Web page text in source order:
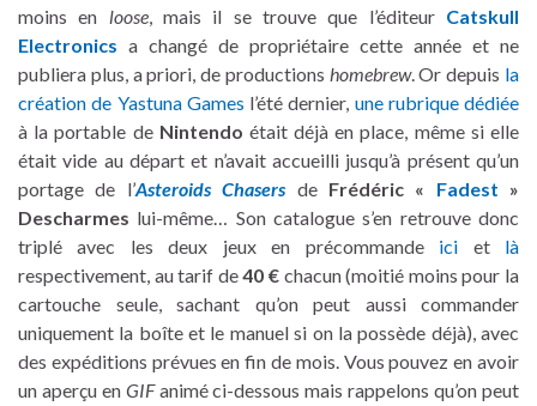
moins en loose, mais il se trouve que l’éditeur Catskull
Electronics a changé de propriétaire cette année et ne
publiera plus, a priori, de productions homebrew. Or depuis la
création de Yastuna Games l’été dernier, une rubrique dédiée
à la portable de Nintendo était déjà en place, même si elle
était vide au départ et n’avait accueilli jusqu’à présent qu’un
portage de l’Asteroids Chasers de Frédéric « Fadest »
Descharmes lui-même… Son catalogue s’en retrouve donc
triplé avec les deux jeux en précommande ici et là
respectivement, au tarif de40 € chacun (moitié moins pour la
cartouche seule, sachant qu’on peut aussi commander
uniquement la boîte et le manuel si on la possède déjà), avec
des expéditions prévues en fin de mois. Vous pouvez en avoir
un aperçu en GIFanimé ci-dessous mais rappelons qu’on peut